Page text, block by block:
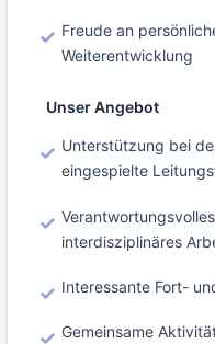
Freude an
Weiterentwicklung
Unser Angebot
Unterstützung bei
eingespielte
interdisziplinäres
Interessante Fort-
Gemeinsame